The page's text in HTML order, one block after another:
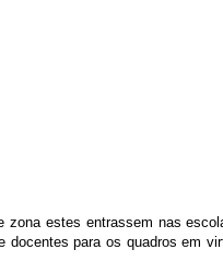
estes entrassem nas
para os quadros em